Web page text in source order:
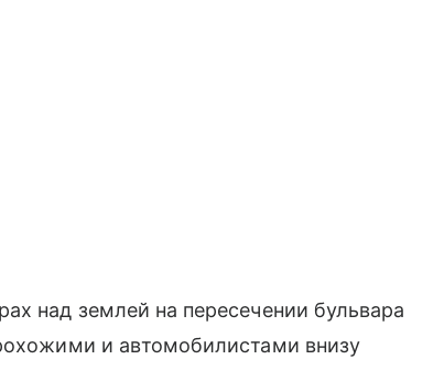
над землей на пересечении бульвара
и автомобилистами внизу